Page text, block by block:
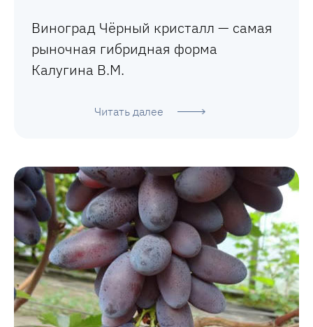
Виноград Чёрный кристалл — самая
рыночная гибридная форма
Калугина В.М.
Читать далее